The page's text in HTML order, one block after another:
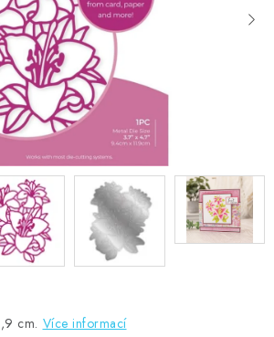
Moje objednávka
Oblíbené ♥️
Obchodní podmínky
údajů
Ověřování recenzí
cm. Více informací